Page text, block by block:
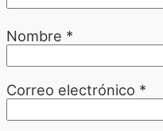
Nombre *
Correo electrónico *